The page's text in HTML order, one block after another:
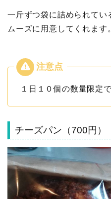
一斤ずつ袋に詰められてい
ムーズに用意してくれます。
１日１０個の数量限定
チーズパン（700円）